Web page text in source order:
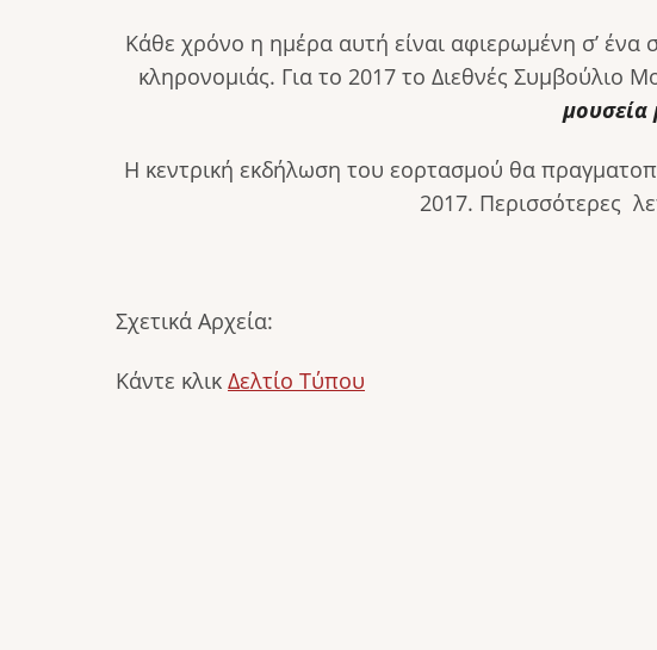
Κάθε χρόνο η ημέρα αυτή είναι αφιερωμένη σ’ ένα
κληρονομιάς. Για το 2017 το Διεθνές Συμβούλιο
μουσεία
Η κεντρική εκδήλωση του εορτασμού θα
2017. Περισσότερες
Σχετικά Αρχεία:
Κάντε κλικ Δελτίο Τύπου